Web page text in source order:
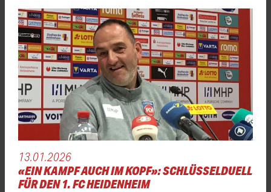
13.01.2026
«EIN KAMPF AUCH IM KOPF»: SCHLÜSSELDUELL
FÜR DEN 1. FC HEIDENHEIM